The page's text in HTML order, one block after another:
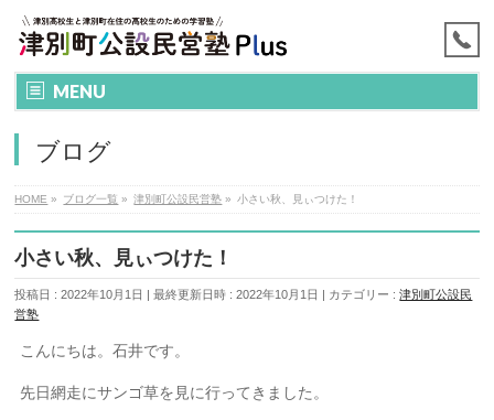
MENU
ブログ
HOME » ブログ一覧 » 津別町公設民営塾 » 小さい秋、見ぃつけた！
小さい秋、見ぃつけた！
投稿日 : 2022年10月1日 最終更新日時 : 2022年10月1日 カテゴリー :津別町公設民
営塾
こんにちは。石井です。
先日網走にサンゴ草を見に行ってきました。